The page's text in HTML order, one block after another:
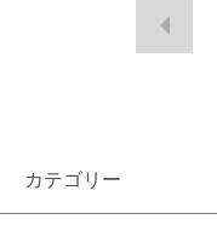
カテゴリー